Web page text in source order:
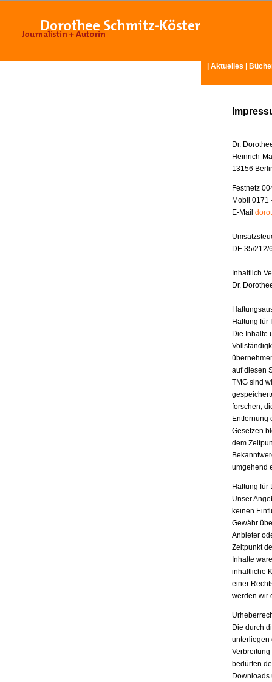
Aktuelles
Dr.
Heinrich-
13156
Festnetz
Mobil 0171
E-Mail
DE 35/212/
Inhaltlich
Dr.
Haftung für
Die Inhalte
auf diesen
TMG sind
forschen,
Entfernung
Gesetzen
dem
umgehend
Haftung für
Unser
keinen
Gewähr
Anbieter
Zeitpunkt
Inhalte
inhaltliche
einer
werden wir
Die durch
unterliegen
bedürfen
Downloads